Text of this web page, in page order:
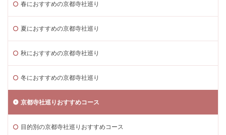
春におすすめの京都寺社巡り
夏におすすめの京都寺社巡り
秋におすすめの京都寺社巡り
冬におすすめの京都寺社巡り
京都寺社巡りおすすめコース
目的別の京都寺社巡りおすすめコース